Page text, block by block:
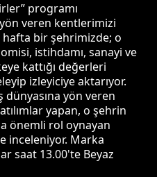
programı
veren kentlerimizi
hafta bir şehrimizde; o
istihdamı, sanayi ve
kattığı değerleri
izleyiciye aktarıyor.
dünyasına yön veren
yapan, o şehrin
önemli rol oynayan
inceleniyor. Marka
saat 13.00'te Beyaz